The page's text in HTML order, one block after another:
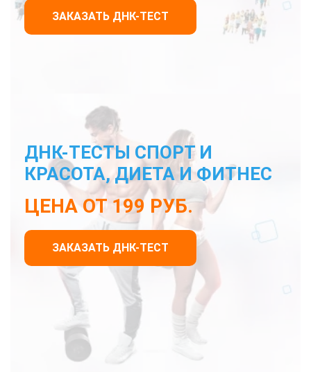
ЗАКАЗАТЬ ДНК-ТЕСТ
ДНК-ТЕСТЫ СПОРТ И
КРАСОТА, ДИЕТА И ФИТНЕС
ЦЕНА ОТ 199 РУБ.
ЗАКАЗАТЬ ДНК-ТЕСТ